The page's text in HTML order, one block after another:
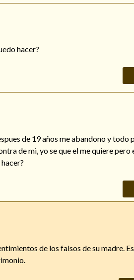
hacer?
de 19 años me abandono y todo
de mi, yo se que el me quiere pero
de los falsos de su madre.